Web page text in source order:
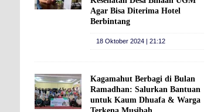
Agar Bisa Diterima Hotel
Berbintang
18 Oktober 2024 | 21:12
Kagamahut Berbagi di Bulan
Ramadhan: Salurkan Bantuan
untuk Kaum Dhuafa & Warga